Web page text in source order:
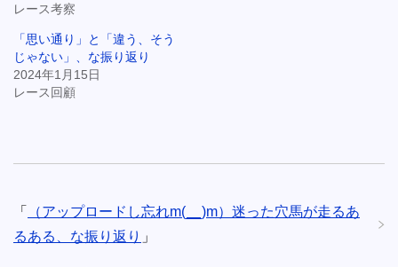
レース考察
「思い通り」と「違う、そう
じゃない」、な振り返り
2024年1月15日
レース回顧
「
（アップロードし忘れm(__)m）迷った穴馬が走るあ
るある、な振り返り 」